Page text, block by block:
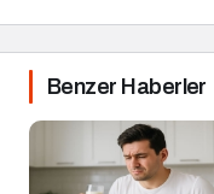
Benzer Haberler